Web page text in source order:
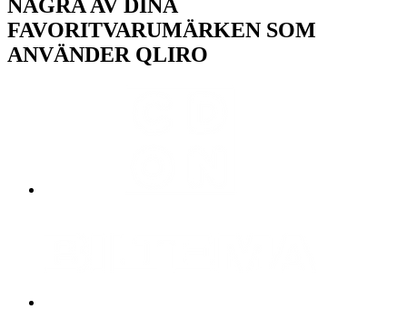
NÅGRA AV DINA
FAVORITVARUMÄRKEN SOM
ANVÄNDER QLIRO